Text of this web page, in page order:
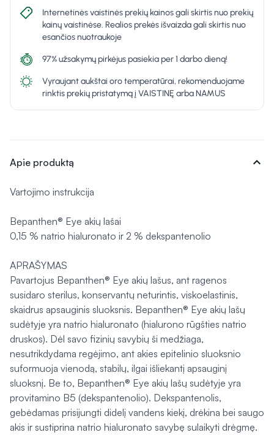
Internetinės vaistinės prekių kainos gali skirtis nuo prekių
kainų vaistinėse. Realios prekės išvaizda gali skirtis nuo
esančios nuotraukoje
97% užsakymų pirkėjus pasiekia per 1 darbo dieną!
Vyraujant aukštai oro temperatūrai, rekomenduojame
rinktis prekių pristatymą į VAISTINĘ arba NAMUS
Apie produktą expand_more
Vartojimo instrukcija
Bepanthen® Eye akių lašai
0,15 % natrio hialuronato ir 2 % dekspantenolio
APRAŠYMAS
Pavartojus Bepanthen® Eye akių lašus, ant ragenos
susidaro sterilus, konservantų neturintis, viskoelastinis,
skaidrus apsauginis sluoksnis. Bepanthen® Eye akių lašų
sudėtyje yra natrio hialuronato (hialurono rūgšties natrio
druskos). Dėl savo fizinių savybių ši medžiaga,
nesutrikdydama regėjimo, ant akies epitelinio sluoksnio
suformuoja vienodą, stabilų, ilgai išliekantį apsauginį
sluoksnį. Be to, Bepanthen® Eye akių lašų sudėtyje yra
provitamino B5 (dekspantenolio). Dekspantenolis,
gebėdamas prisijungti didelį vandens kiekį, drėkina bei saugo
akis ir sustiprina natrio hialuronato savybę sulaikyti drėgmę.